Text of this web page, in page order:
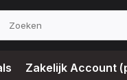
Zakelijk Account